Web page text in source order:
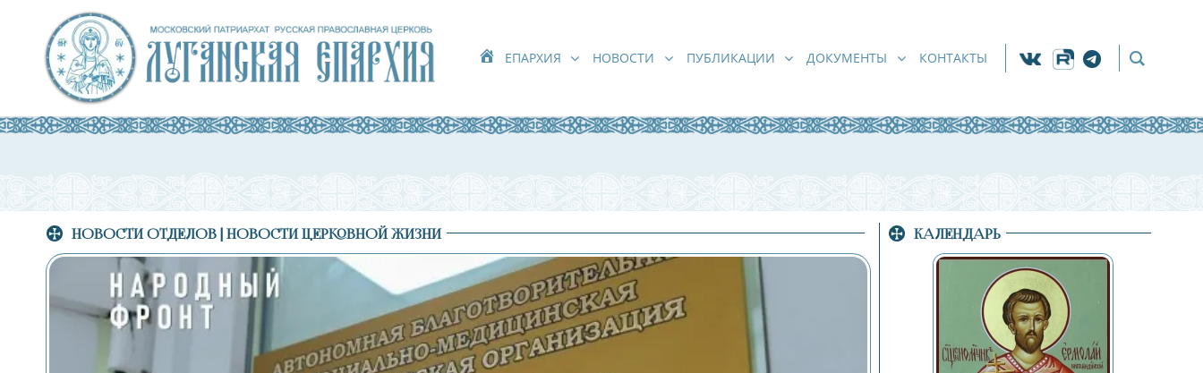
ЕПАРХИЯ НОВОСТИ ПУБЛИКАЦИИ ДОКУМЕНТЫ КОНТАКТЫ
НОВОCТИ ОТДЕЛОВ НОВОСТИ ЦЕРКОВНОЙ ЖИЗНИ КАЛЕНДАРЬ